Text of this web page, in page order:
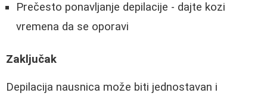
Prečesto ponavljanje depilacije - dajte kozi
vremena da se oporavi
Zaključak
Depilacija nausnica može biti jednostavan i